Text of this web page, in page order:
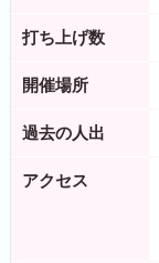
打ち上げ数
開催場所
過去の人出
アクセス